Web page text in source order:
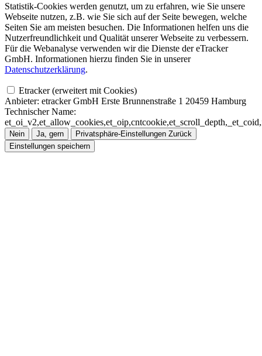
Statistik-Cookies werden genutzt, um zu erfahren, wie Sie unsere
Webseite nutzen, z.B. wie Sie sich auf der Seite bewegen, welche
Seiten Sie am meisten besuchen. Die Informationen helfen uns die
Nutzerfreundlichkeit und Qualität unserer Webseite zu verbessern.
Für die Webanalyse verwenden wir die Dienste der eTracker
GmbH. Informationen hierzu finden Sie in unserer
Datenschutzerklärung.
Etracker (erweitert mit Cookies)
Anbieter: etracker GmbH Erste Brunnenstraße 1 20459 Hamburg
Technischer Name:
Nein Ja, gern Privatsphäre-Einstellungen Zurück
Einstellungen speichern